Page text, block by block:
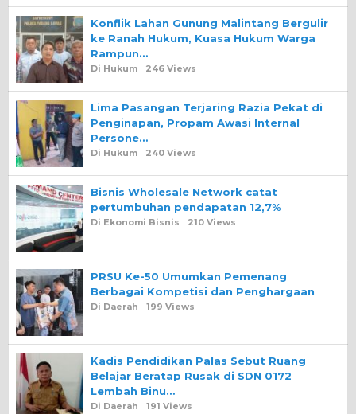
Konflik Lahan Gunung Malintang Bergulir
ke Ranah Hukum, Kuasa Hukum Warga
Rampun…
Di Hukum 246 Views
Lima Pasangan Terjaring Razia Pekat di
Penginapan, Propam Awasi Internal
Persone…
Di Hukum 240 Views
Bisnis Wholesale Network catat
pertumbuhan pendapatan 12,7%
Di Ekonomi Bisnis 210 Views
PRSU Ke-50 Umumkan Pemenang
Berbagai Kompetisi dan Penghargaan
Di Daerah 199 Views
Kadis Pendidikan Palas Sebut Ruang
Belajar Beratap Rusak di SDN 0172
Lembah Binu…
Di Daerah 191 Views